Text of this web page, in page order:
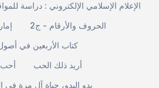
الإعلام الإسلامي الإلكتروني : دراسة
الحروف والأرقام - ج2
كتاب الأربعين في
أحب
أريد ذلك الحب
بدو البدو، حياة آل مرة في